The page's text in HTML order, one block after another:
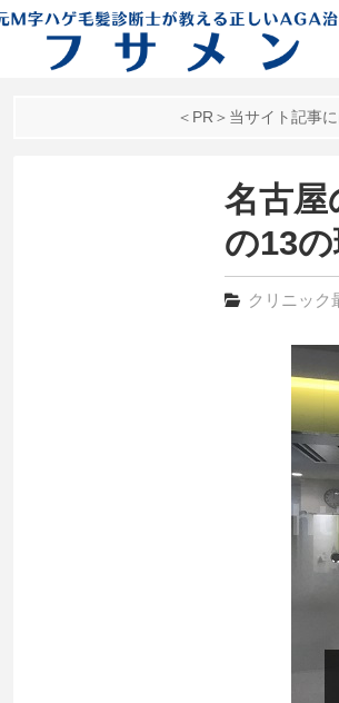
＜PR＞当サイト記事
名古屋
の13
クリニック